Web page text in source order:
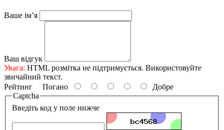
Ваше ім’я
Ваш відгук
Увага: HTML розмітка не підтримується. Використовуйте
звичайний текст.
Рейтинг Погано
Добре
Captcha
Введіть код у поле нижче